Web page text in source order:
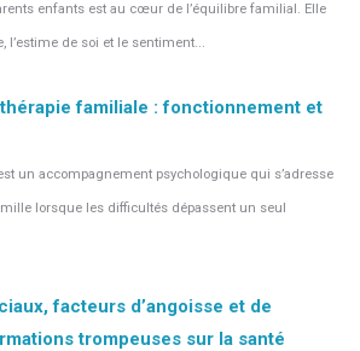
enfants est au cœur de l’équilibre familial. Elle
l’estime de soi et le sentiment...
familiale : fonctionnement et
un accompagnement psychologique qui s’adresse
lorsque les difficultés dépassent un seul
facteurs d’angoisse et de
trompeuses sur la santé